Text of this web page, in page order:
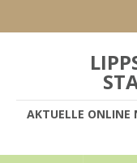
AKTUELLE ONLINE